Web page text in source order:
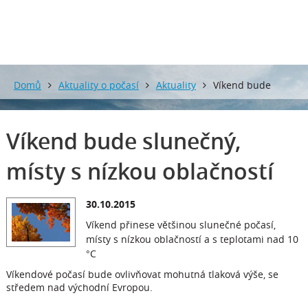
Domů Aktuality o počasí Aktuality Víkend bude
slunečný, místy s nízkou oblačností
Víkend bude slunečný,
místy s nízkou oblačností
30.10.2015
Víkend přinese většinou slunečné počasí,
místy s nízkou oblačností a s teplotami nad 10
°C
Víkendové počasí bude ovlivňovat mohutná tlaková výše, se
středem nad východní Evropou.